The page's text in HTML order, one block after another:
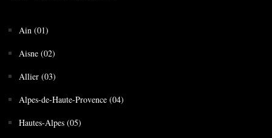
Ain (01)
Aisne (02)
Allier (03)
Alpes-de-Haute-Provence (04)
Hautes-Alpes (05)